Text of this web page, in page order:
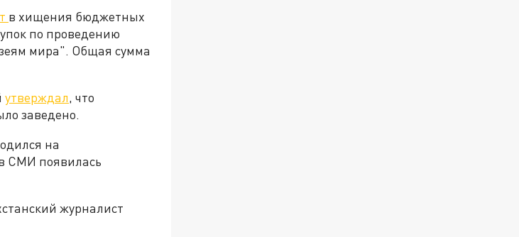
в хищения бюджетных
по проведению
мира". Общая сумма
утверждал, что
заведено.
на
СМИ появилась
журналист